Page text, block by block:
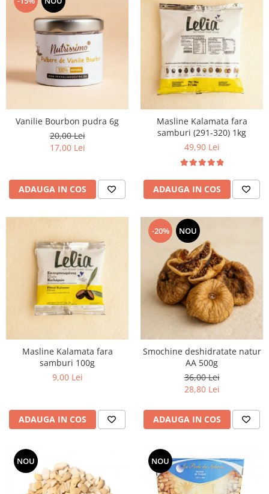
Vanilie Bourbon pudra 6g
20,00 Lei
17,00 Lei
ADAUGA IN COS
Masline Kalamata fara
samburi (291-320) 1kg
49,90 Lei
ADAUGA IN COS
Masline Kalamata fara
samburi 100g
9,00 Lei
ADAUGA IN COS
-20% NOU
Smochine deshidratate natur
AA 500g
36,00 Lei
28,80 Lei
ADAUGA IN COS
NOU NOU